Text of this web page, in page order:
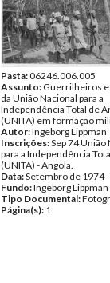
Pasta:06246.006.005
Assunto: Guerrilheiros
da União Nacional para a
Independência Total de
(UNITA) em formação
Autor:Ingeborg Lippman
Inscrições:Sep 74 União
para a Independência
(UNITA) - Angola.
Data:Setembro de 1974
Fundo:Ingeborg Lippman
Tipo Documental:
Página(s): 1